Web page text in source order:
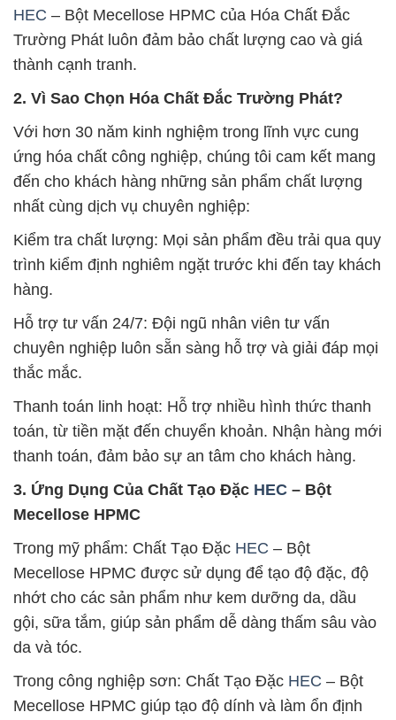
HEC – Bột Mecellose HPMC của Hóa Chất Đắc
Trường Phát luôn đảm bảo chất lượng cao và giá
thành cạnh tranh.
2. Vì Sao Chọn Hóa Chất Đắc Trường Phát?
Với hơn 30 năm kinh nghiệm trong lĩnh vực cung
ứng hóa chất công nghiệp, chúng tôi cam kết mang
đến cho khách hàng những sản phẩm chất lượng
nhất cùng dịch vụ chuyên nghiệp:
Kiểm tra chất lượng: Mọi sản phẩm đều trải qua quy
trình kiểm định nghiêm ngặt trước khi đến tay khách
hàng.
Hỗ trợ tư vấn 24/7: Đội ngũ nhân viên tư vấn
chuyên nghiệp luôn sẵn sàng hỗ trợ và giải đáp mọi
thắc mắc.
Thanh toán linh hoạt: Hỗ trợ nhiều hình thức thanh
toán, từ tiền mặt đến chuyển khoản. Nhận hàng mới
thanh toán, đảm bảo sự an tâm cho khách hàng.
3. Ứng Dụng Của Chất Tạo Đặc HEC – Bột
Mecellose HPMC
Trong mỹ phẩm: Chất Tạo Đặc HEC – Bột
Mecellose HPMC được sử dụng để tạo độ đặc, độ
nhớt cho các sản phẩm như kem dưỡng da, dầu
gội, sữa tắm, giúp sản phẩm dễ dàng thấm sâu vào
da và tóc.
Trong công nghiệp sơn: Chất Tạo Đặc HEC – Bột
Mecellose HPMC giúp tạo độ dính và làm ổn định